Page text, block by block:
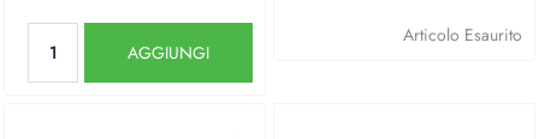
AGGIUNGI
Articolo Esaurito